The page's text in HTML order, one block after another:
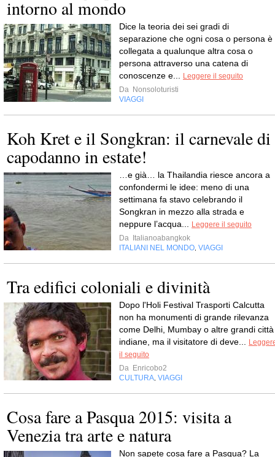
intorno al mondo
Dice la teoria dei sei gradi di
separazione che ogni cosa o persona è
collegata a qualunque altra cosa o
persona attraverso una catena di
conoscenze e...
Leggere il seguito
Da Nonsoloturisti
VIAGGI
Koh Kret e il Songkran: il carnevale di
capodanno in estate!
…e già… la Thailandia riesce ancora a
confondermi le idee: meno di una
settimana fa stavo celebrando il
Songkran in mezzo alla strada e
neppure l’acqua...
Leggere il seguito
Da
Italianoabangkok
ITALIANI NEL MONDO VIAGGI
Tra edifici coloniali e divinità
Dopo l'Holi Festival Trasporti Calcutta
non ha monumenti di grande rilevanza
come Delhi, Mumbay o altre grandi città
indiane, ma il visitatore di deve...
il seguito
Da Enricobo2
CULTURA VIAGGI
Cosa fare a Pasqua 2015: visita a
Venezia tra arte e natura
Non sapete cosa fare a Pasqua? La